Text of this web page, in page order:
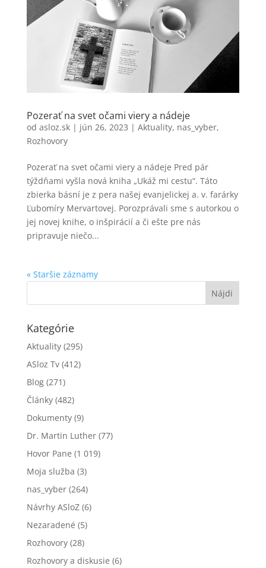
Pozerať na svet očami viery a nádeje
od asloz.sk| jún 26, 2023 | Aktuality, nas_vyber,
Rozhovory
Pozerať na svet očami viery a nádeje Pred pár
týždňami vyšla nová kniha „Ukáž mi cestu“. Táto
zbierka básní je z pera našej evanjelickej a. v. farárky
Ľubomíry Mervartovej. Porozprávali sme s autorkou o
jej novej knihe, o inšpirácií a či ešte pre nás
pripravuje niečo...
« Staršie záznamy
Kategórie
Aktuality(295)
ASloz Tv(412)
Blog(271)
Články(482)
Dokumenty(9)
Dr. Martin Luther(77)
Hovor Pane (1 019)
Moja služba (3)
nas_vyber(264)
Návrhy ASloZ(6)
Nezaradené (5)
Rozhovory(28)
Rozhovory a diskusie (6)